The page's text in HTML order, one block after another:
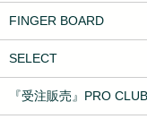
FINGER BOARD
SELECT
『受注販売』PRO